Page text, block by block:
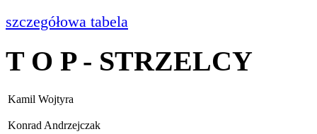
szczegółowa tabela
T O P - STRZELCY
Kamil Wojtyra
Konrad Andrzejczak